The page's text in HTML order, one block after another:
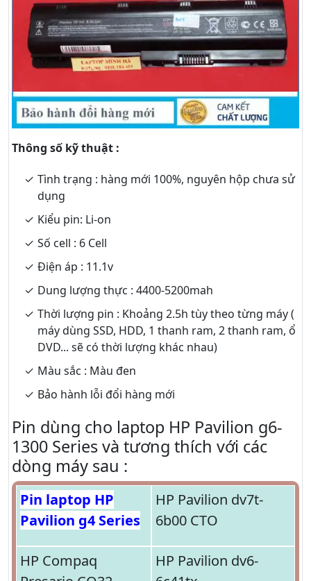
Thông số kỹ thuật :
Tình trạng : hàng mới 100%, nguyên hộp chưa sử
dụng
Kiểu pin: Li-on
Số cell : 6 Cell
Điện áp : 11.1v
Dung lượng thực : 4400-5200mah
Thời lượng pin : Khoảng 2.5h tùy theo từng máy (
máy dùng SSD, HDD, 1 thanh ram, 2 thanh ram, ổ
DVD... sẽ có thời lượng khác nhau)
Màu sắc : Màu đen
Bảo hành lỗi đổi hàng mới
Pin dùng cho laptop HP Pavilion g6-
1300 Series và tương thích với các
dòng máy sau :
Pin laptop HP
Pavilion g4 Series
HP Pavilion dv7t-
6b00 CTO
HP Compaq
HP Pavilion dv6-